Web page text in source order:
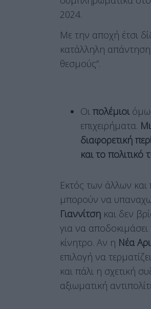
2024.
Με την αποχή έτσι
κατάλληλη απάντηση
θεσμούς”.
Οι πολέμιοι
επιχειρήματα.
διαφορετική
και το
Εκτός των άλλων
μπορούν να
Γιαννίτση και δεν
για να
κίνητρο. Αν η Νέα
επιλογή να
και πάλι η σχετική
αξιωματική